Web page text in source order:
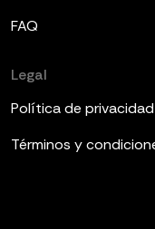
FAQ
Legal
Política de privacidad
Términos y